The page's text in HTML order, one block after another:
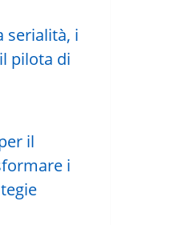
serialità, i
pilota di